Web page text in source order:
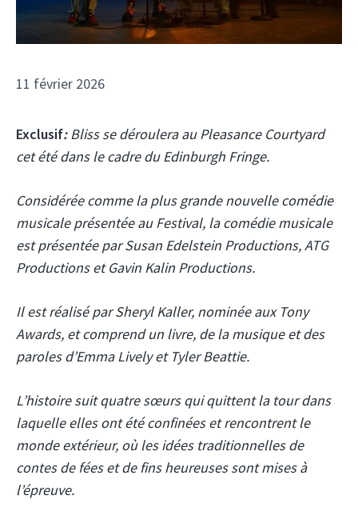
11 février 2026
Exclusif: Bliss se déroulera au Pleasance Courtyard
cet été dans le cadre du Edinburgh Fringe.
Considérée comme la plus grande nouvelle comédie
musicale présentée au Festival, la comédie musicale
est présentée par Susan Edelstein Productions, ATG
Productions et Gavin Kalin Productions.
Il est réalisé par Sheryl Kaller, nominée aux Tony
Awards, et comprend un livre, de la musique et des
paroles d’Emma Lively et Tyler Beattie.
L’histoire suit quatre sœurs qui quittent la tour dans
laquelle elles ont été confinées et rencontrent le
monde extérieur, où les idées traditionnelles de
contes de fées et de fins heureuses sont mises à
l’épreuve.